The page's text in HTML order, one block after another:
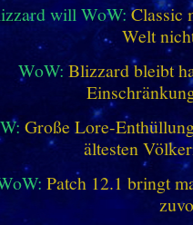
will WoW: Classic
Welt
WoW: Blizzard bleibt
Große Lore-
ältesten
Patch 12.1 bringt